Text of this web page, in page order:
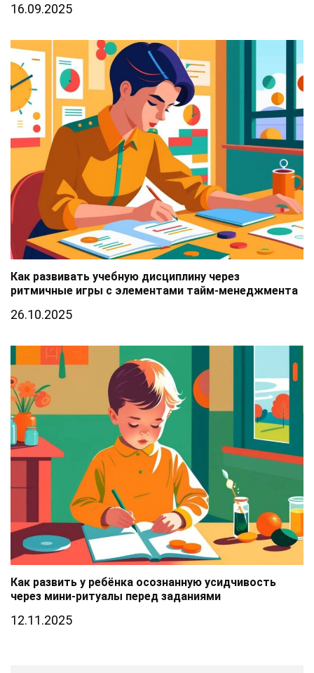
16.09.2025
Как развивать учебную дисциплину через
ритмичные игры с элементами тайм-менеджмента
26.10.2025
Как развить у ребёнка осознанную усидчивость
через мини-ритуалы перед заданиями
12.11.2025